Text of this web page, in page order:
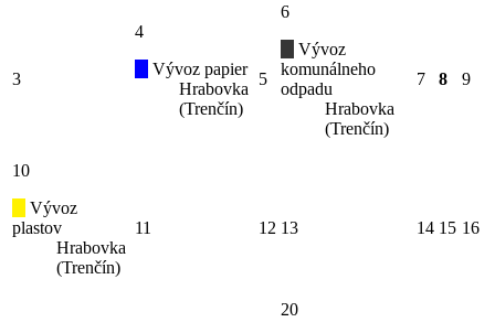
3
4
Vývoz papier
Hrabovka
(Trenčín)
5
6
Vývoz
komunálneho
odpadu
Hrabovka
(Trenčín)
7 8 9
10
Vývoz
plastov
Hrabovka
(Trenčín)
11 12 13 14 15 16
20